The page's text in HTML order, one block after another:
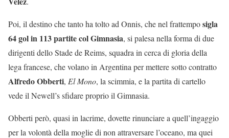
Poi, il destino che tanto ha tolto ad Onnis, che nel frattemposigla
64 gol in 113 partite col Gimnasia, si palesa nella forma di due
dirigenti dello Stade de Reims, squadra in cerca di gloria della
lega francese, che volano in Argentina per mettere sotto contratto
Alfredo Obberti, El Mono, la scimmia, e la partita di cartello
vede il Newell’s sfidare proprio il Gimnasia.
Obberti però, quasi in lacrime, dovette rinunciare a quell’ingaggio
per la volontà della moglie di non attraversare l’oceano, ma quei